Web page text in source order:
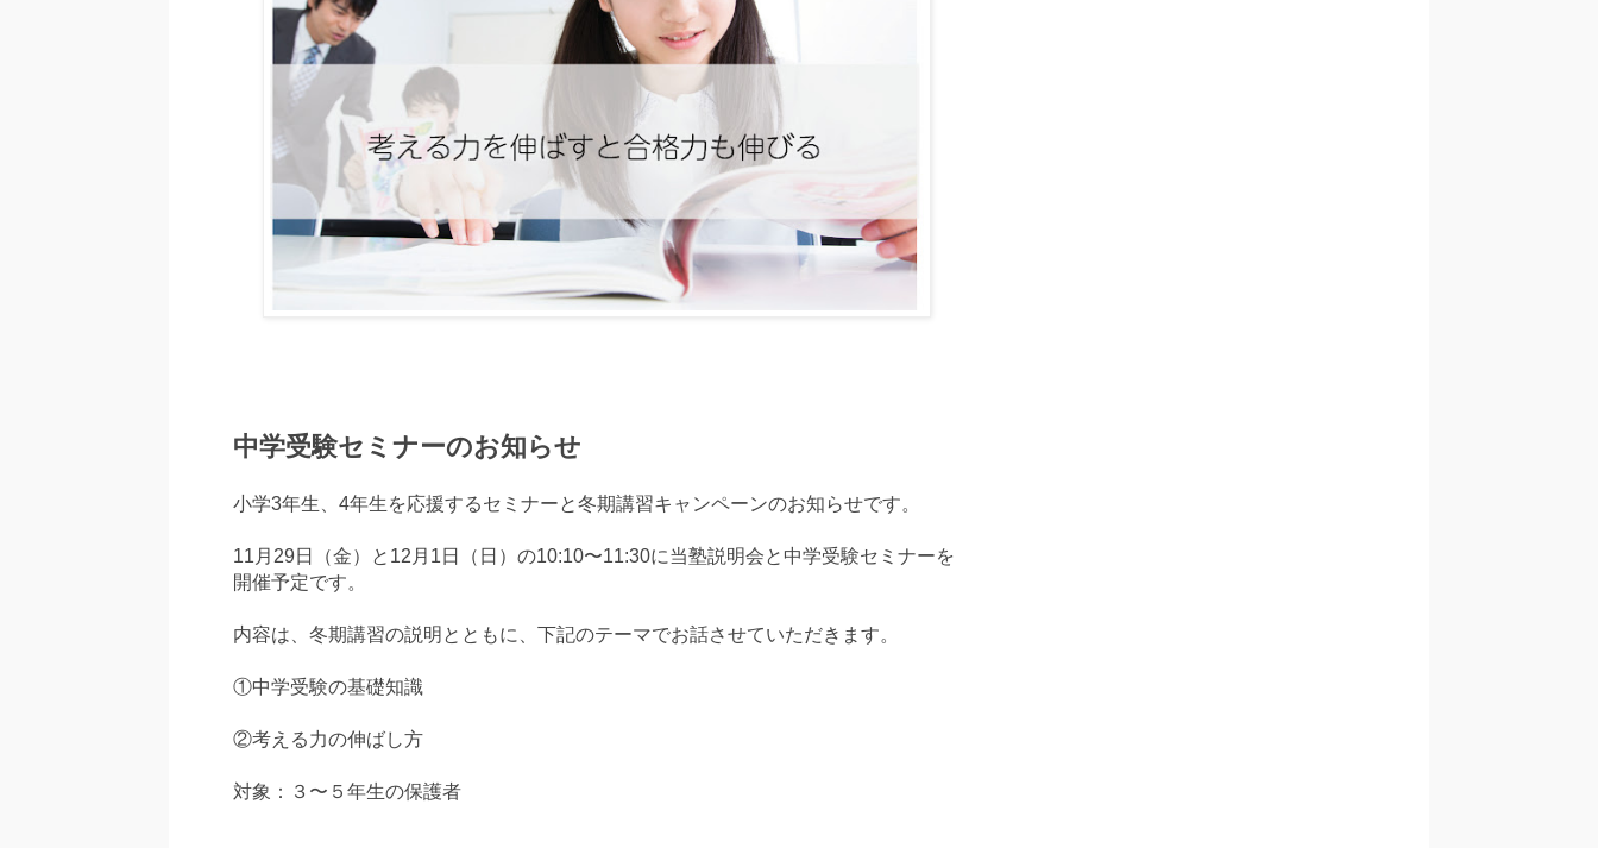
中学受験セミナーのお知らせ
小学3年生、4年生を応援するセミナーと冬期講習キャンペーンのお知らせです。
11月29日（金）と12月1日（日）の10:10〜11:30に当塾説明会と中学受験セミナーを
開催予定です。
内容は、冬期講習の説明とともに、下記のテーマでお話させていただきます。
①中学受験の基礎知識
②考える力の伸ばし方
対象：３〜５年生の保護者